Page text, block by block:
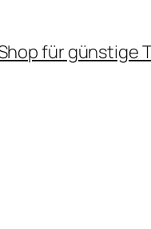
für günstige